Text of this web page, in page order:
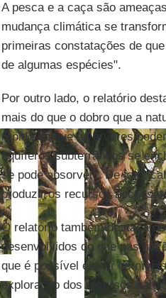
A pesca e a caça são
mudança climática se
primeiras constatações de
de algumas espécies".
Por outro lado, o relatório
mais do que o dobro que a
rápido do que as árvores
aqüíferos subterrâneos se
se pode absorver". De fato,
produzir os recursos
O relatório também destaca
desenvolvidos do que nas
que é possível elevar os
exploração dos recursos